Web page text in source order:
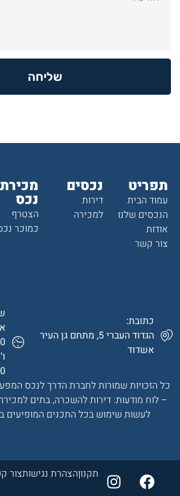
שליחה
תפריט
עמוד הבית
הנכסים שלנו
אודות
צור קשר
נכסים
דירות
למכירה
מכירת
נכס
הצטרף
כמוכר
כתובת:
הגדוד העברי 5, מתחם גן העיר
אשדוד
כל הזכויות שמורות לחברת הדרך לנכס
– לוח מודעות: דירות להשכרה, בתים
לעשות שימוש בכל התכנים המופיעים
תקנוןהצהרת נגישותצור